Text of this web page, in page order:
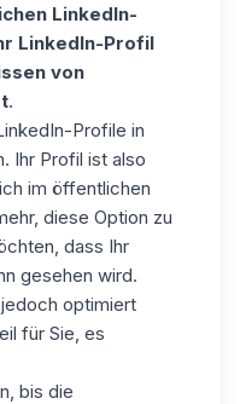
LinkedIn-
LinkedIn-Profil
von
.
Profile in
Ihr Profil ist also
im öffentlichen
diese Option zu
dass Ihr
gesehen wird.
jedoch optimiert
für Sie, es
bis die